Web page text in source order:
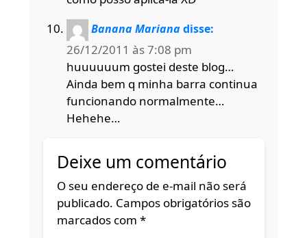
Banana Mariana disse:
26/12/2011 às 7:08 pm
huuuuuum gostei deste blog…
Ainda bem q minha barra continua
funcionando normalmente…
Hehehe…
Deixe um comentário
O seu endereço de e-mail não será
publicado. Campos obrigatórios são
marcados com *